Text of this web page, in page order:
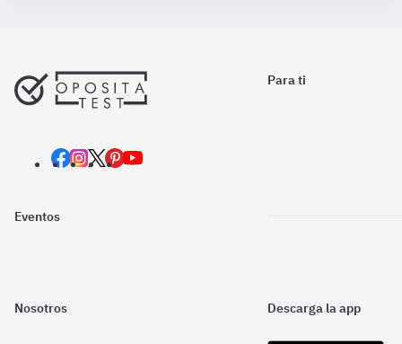
Para ti
Eventos
Nosotros Descarga la app